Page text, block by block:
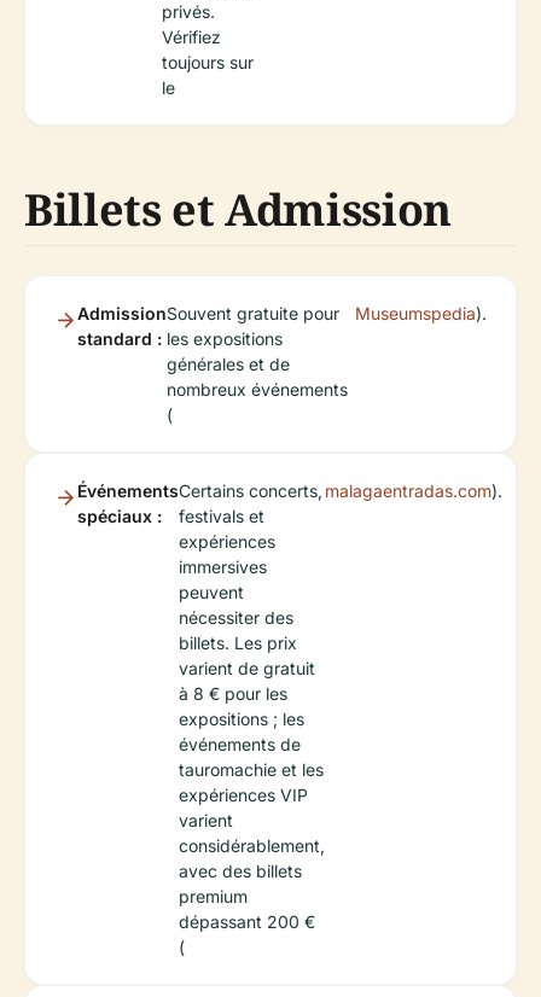
privés.
Vérifiez
toujours sur
le
Billets et Admission
Admission
standard :
Souvent gratuite pour
les expositions
générales et de
nombreux événements
(
Museumspedia).
Événements
spéciaux :
Certains concerts,
festivals et
expériences
immersives
peuvent
nécessiter des
billets. Les prix
varient de gratuit
à 8 € pour les
expositions ; les
événements de
tauromachie et les
expériences VIP
varient
considérablement,
avec des billets
premium
dépassant 200 €
(
malagaentradas.com).